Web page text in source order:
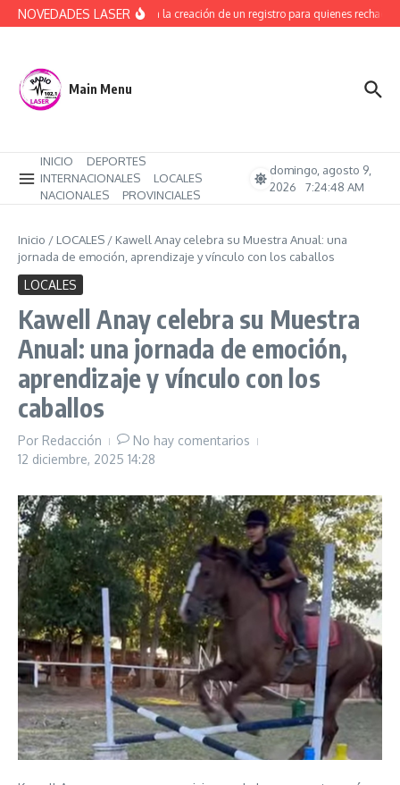
Saltar al contenido
NOVEDADES LASERAvanza la creación de un registro para quienes rechacen
Main Menu
INICIO
DEPORTES
INTERNACIONALES
LOCALES
NACIONALES
PROVINCIALES
domingo, agosto 9,
2026
7:24:48 AM
Inicio / LOCALES / Kawell Anay celebra su Muestra Anual: una
jornada de emoción, aprendizaje y vínculo con los caballos
LOCALES
Kawell Anay celebra su Muestra
Anual: una jornada de emoción,
aprendizaje y vínculo con los
caballos
Por Redacción
No hay comentarios
12 diciembre, 2025 14:28